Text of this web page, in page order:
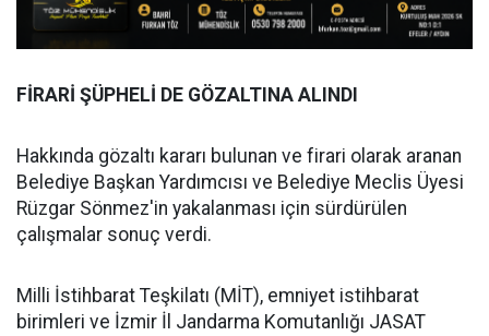
FİRARİ ŞÜPHELİ DE GÖZALTINA ALINDI
Hakkında gözaltı kararı bulunan ve firari olarak aranan
Belediye Başkan Yardımcısı ve Belediye Meclis Üyesi
Rüzgar Sönmez'in yakalanması için sürdürülen
çalışmalar sonuç verdi.
Milli İstihbarat Teşkilatı (MİT), emniyet istihbarat
birimleri ve İzmir İl Jandarma Komutanlığı JASAT